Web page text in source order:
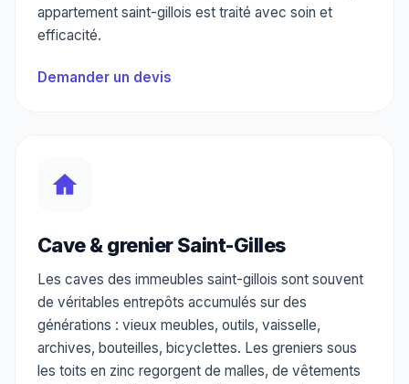
appartement saint-gillois est traité avec soin et
efficacité.
Demander un devis
Cave & grenier Saint-Gilles
Les caves des immeubles saint-gillois sont souvent
de véritables entrepôts accumulés sur des
générations : vieux meubles, outils, vaisselle,
archives, bouteilles, bicyclettes. Les greniers sous
les toits en zinc regorgent de malles, de vêtements